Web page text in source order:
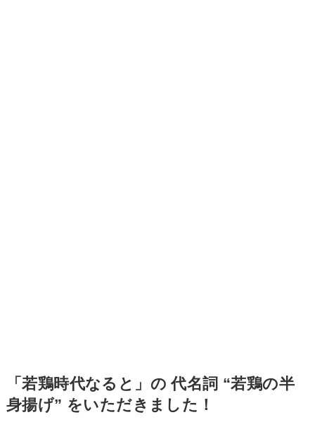
「若鶏時代なると」の 代名詞 “若鶏の半
身揚げ” をいただきました！